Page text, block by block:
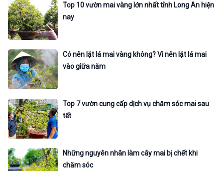
Top 10 vườn mai vàng lớn nhất tỉnh Long An hiện
nay
Có nên lặt lá mai vàng không? Vì nên lặt lá mai
vào giữa năm
Top 7 vườn cung cấp dịch vụ chăm sóc mai sau
tết
Những nguyên nhân làm cây mai bị chết khi
chăm sóc